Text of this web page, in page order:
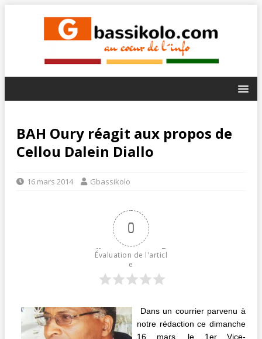
BAH Oury réagit aux propos de
Cellou Dalein Diallo
16 mars 2014 Gbassikolo
0
Évaluation de l'articl
e
Dans un courrier parvenu à
notre rédaction ce dimanche
16 mars, le 1er Vice-